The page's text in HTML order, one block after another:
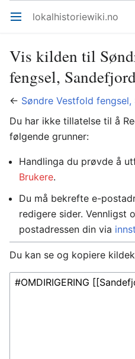
Åpne hovedmenyen lokalhistoriewiki.no
Vis kilden til
fengsel,
← Søndre Vestfold
Du har ikke tillatelse til å
følgende grunner:
Handlinga du prøvde å
Brukere.
Du må bekrefte e-
redigere sider. Vennligst
postadressen din via
Du kan se og kopiere